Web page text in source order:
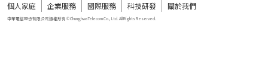
個人家庭 企業服務 國際服務 科技研發 關於我們